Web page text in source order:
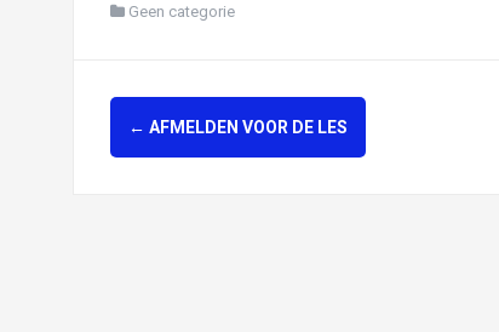
Geen categorie
Berichtnavigatie
← AFMELDEN VOOR DE LES